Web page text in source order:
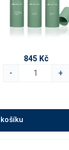
845 Kč
-
+